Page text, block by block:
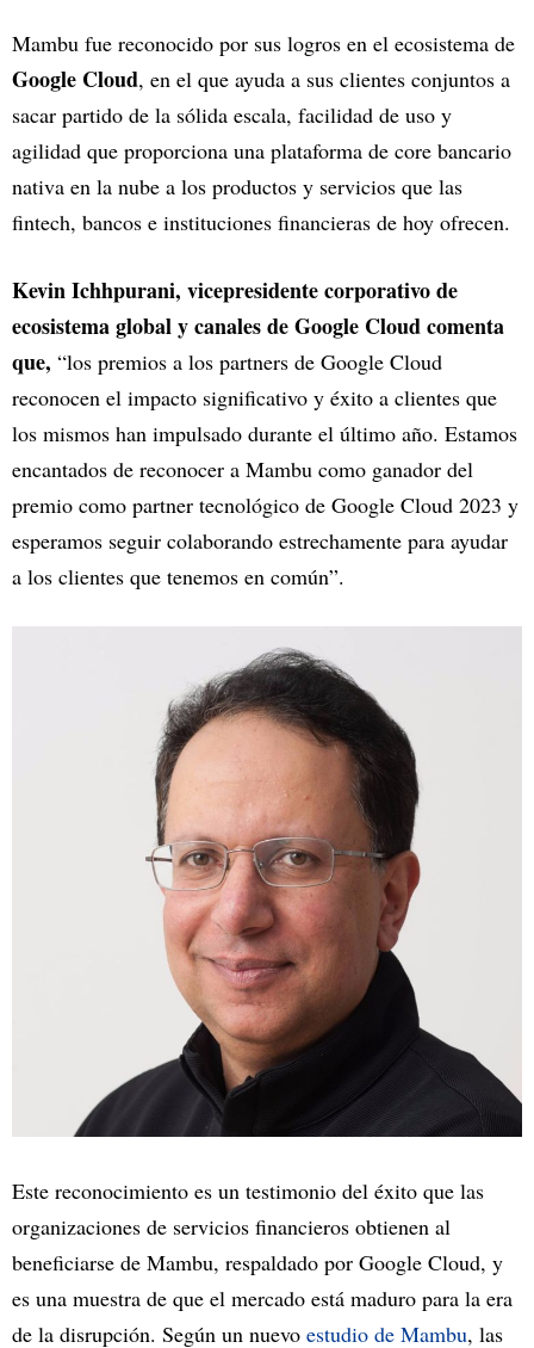
Mambu fue reconocido por sus logros en el ecosistema de
Google Cloud, en el que ayuda a sus clientes conjuntos a
sacar partido de la sólida escala, facilidad de uso y
agilidad que proporciona una plataforma de core bancario
nativa en la nube a los productos y servicios que las
fintech, bancos e instituciones financieras de hoy ofrecen.
Kevin Ichhpurani, vicepresidente corporativo de
ecosistema global y canales de Google Cloud comenta
que, “los premios a los partners de Google Cloud
reconocen el impacto significativo y éxito a clientes que
los mismos han impulsado durante el último año. Estamos
encantados de reconocer a Mambu como ganador del
premio como partner tecnológico de Google Cloud 2023 y
esperamos seguir colaborando estrechamente para ayudar
a los clientes que tenemos en común”.
Este reconocimiento es un testimonio del éxito que las
organizaciones de servicios financieros obtienen al
beneficiarse de Mambu, respaldado por Google Cloud, y
es una muestra de que el mercado está maduro para la era
de la disrupción. Según un nuevo estudio de Mambu, las